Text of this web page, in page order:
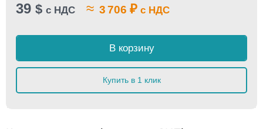
39 $ с НДС ≈ 3 706 ₽ с НДС
В корзину
Купить в 1 клик